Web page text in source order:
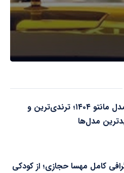
۱۵ مدل مانتو ۱۴۰۴؛ ترندی‌ترین و
مدل‌ها
کامل مهسا حجازی؛ از کودکی